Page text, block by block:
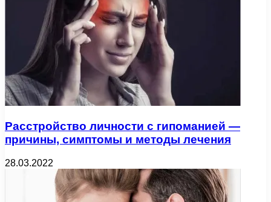
Расстройство личности с гипоманией —
причины, симптомы и методы лечения
28.03.2022